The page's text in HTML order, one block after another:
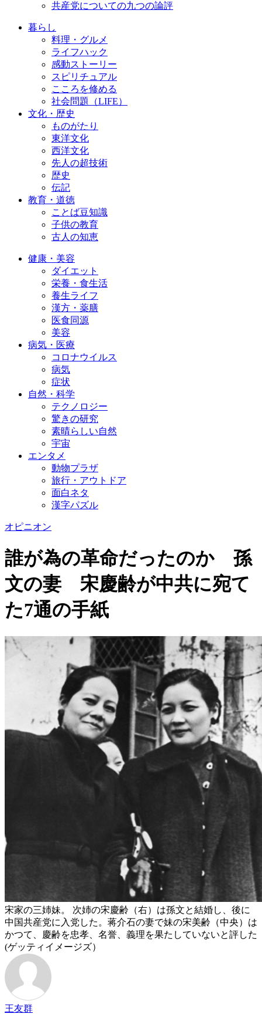
共産党についての九つの論評
暮らし
料理・グルメ
ライフハック
感動ストーリー
スピリチュアル
こころを修める
社会問題（LIFE）
文化・歴史
ものがたり
東洋文化
西洋文化
先人の超技術
歴史
伝記
教育・道徳
ことば豆知識
子供の教育
古人の知恵
健康・美容
ダイエット
栄養・食生活
養生ライフ
漢方・薬膳
医食同源
美容
病気・医療
コロナウイルス
病気
症状
自然・科学
テクノロジー
驚きの研究
素晴らしい自然
宇宙
エンタメ
動物プラザ
旅行・アウトドア
面白ネタ
漢字パズル
オピニオン
誰が為の革命だったのか 孫
文の妻 宋慶齢が中共に宛て
た7通の手紙
宋家の三姉妹。 次姉の宋慶齢（右）は孫文と結婚し、後に
中国共産党に入党した。蒋介石の妻で妹の宋美齢（中央）は
かつて、慶齢を忠孝、名誉、義理を果たしていないと評した
(ゲッティイメージズ）
王友群